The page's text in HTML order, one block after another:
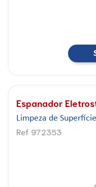
Espanador
Limpeza de Superfície
Ref 972353